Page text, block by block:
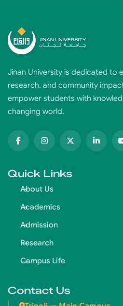
Jinan University is dedicated to
research, and community
empower students with
changing world.
Quick Links
About Us
Academics
Admission
Research
Campus Life
Contact Us